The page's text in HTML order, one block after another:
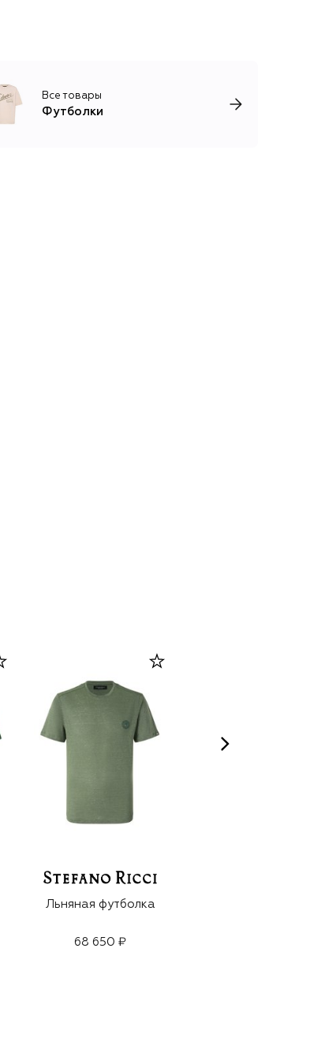
Все товары
Футболки
Льняная футболка
68 650 ₽